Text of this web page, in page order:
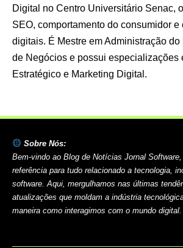
Digital no Centro Universitário Senac,
SEO, comportamento do consumidor e
digitais. É Mestre em Administração
de Negócios e possui especializações
Estratégico e Marketing Digital.
Sobre Nós:
Bem-vindo ao Blog de Notícias Jornal
referência para tudo relacionado a tecnologia,
software. Aqui, mergulhamos nas últimas
atualizações que moldam a indústria
maneira como interagimos com o mundo digital.